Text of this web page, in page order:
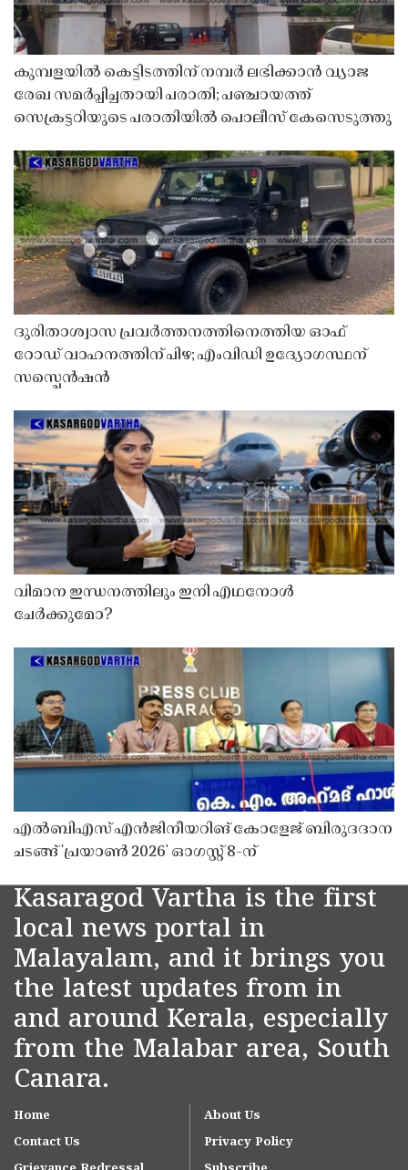
കുമ്പളയിൽ കെട്ടിടത്തിന് നമ്പർ ലഭിക്കാൻ വ്യാജ
രേഖ സമർപ്പിച്ചതായി പരാതി; പഞ്ചായത്ത്
സെക്രട്ടറിയുടെ പരാതിയിൽ പൊലീസ് കേസെടുത്തു
ദുരിതാശ്വാസ പ്രവർത്തനത്തിനെത്തിയ ഓഫ്
റോഡ് വാഹനത്തിന് പിഴ; എംവിഡി ഉദ്യോഗസ്ഥന്
സസ്പെൻഷൻ
വിമാന ഇന്ധനത്തിലും ഇനി എഥനോൾ
ചേർക്കുമോ?
എൽബിഎസ് എൻജിനീയറിങ് കോളേജ് ബിരുദദാന
ചടങ്ങ് 'പ്രയാൺ 2026' ഓഗസ്റ്റ് 8-ന്
Kasaragod Vartha is the first
local news portal in
Malayalam, and it brings you
the latest updates from in
and around Kerala, especially
from the Malabar area, South
Canara.
Home
About Us
Contact Us
Privacy Policy